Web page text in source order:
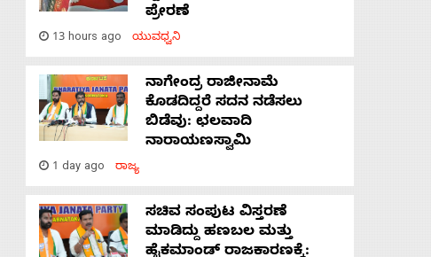
ಪ್ರೇರಣೆ
13 hours ago ಯುವಧ್ವನಿ
ನಾಗೇಂದ್ರ ರಾಜೀನಾಮೆ
ಕೊಡದಿದ್ದರೆ ಸದನ ನಡೆಸಲು
ಬಿಡೆವು: ಛಲವಾದಿ
ನಾರಾಯಣಸ್ವಾಮಿ
1 day ago ರಾಜ್ಯ
ಸಚಿವ ಸಂಪುಟ ವಿಸ್ತರಣೆ
ಮಾಡಿದ್ದು ಹಣಬಲ ಮತ್ತು
ಹೈಕಮಾಂಡ್ ರಾಜಕಾರಣಕ್ಕೆ: